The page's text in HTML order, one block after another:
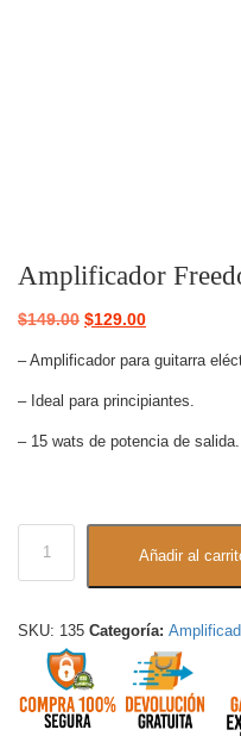
Amplificador
$149.00 $129.00
– Amplificador para guitarra
– Ideal para principiantes.
– 15 wats de potencia de salida.
Añadir al
SKU: 135 Categoría: